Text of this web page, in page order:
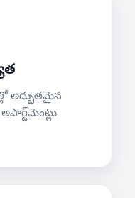
అద్భుతమైన